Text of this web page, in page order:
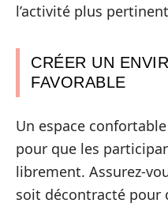
l’activité plus
CRÉER UN
FAVORABLE
Un espace
pour que les
librement. Assurez-
soit décontracté pour